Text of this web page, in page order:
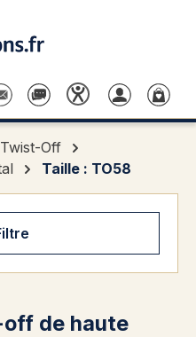
Off
Taille : TO58
de haute